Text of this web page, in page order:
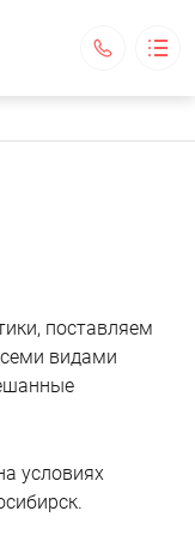
поставляем
видами
условиях